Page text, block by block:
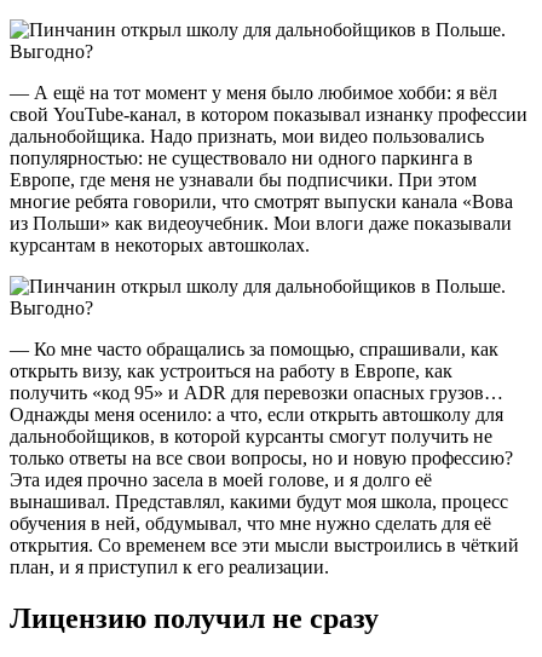
— А ещё на тот момент у меня было любимое хобби: я вёл
свой YouTube-канал, в котором показывал изнанку профессии
дальнобойщика. Надо признать, мои видео пользовались
популярностью: не существовало ни одного паркинга в
Европе, где меня не узнавали бы подписчики. При этом
многие ребята говорили, что смотрят выпуски канала «Вова
из Польши» как видеоучебник. Мои влоги даже показывали
курсантам в некоторых автошколах.
— Ко мне часто обращались за помощью, спрашивали, как
открыть визу, как устроиться на работу в Европе, как
получить «код 95» и ADR для перевозки опасных грузов…
Однажды меня осенило: а что, если открыть автошколу для
дальнобойщиков, в которой курсанты смогут получить не
только ответы на все свои вопросы, но и новую профессию?
Эта идея прочно засела в моей голове, и я долго её
вынашивал. Представлял, какими будут моя школа, процесс
обучения в ней, обдумывал, что мне нужно сделать для её
открытия. Со временем все эти мысли выстроились в чёткий
план, и я приступил к его реализации.
Лицензию получил не сразу